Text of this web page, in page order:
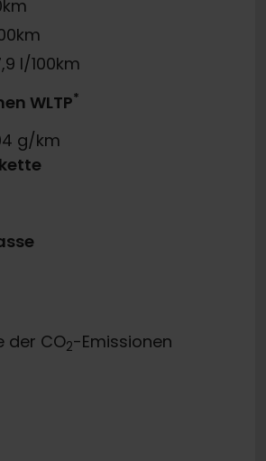
l/100km
WLTP*
g/km
der CO2-Emissionen